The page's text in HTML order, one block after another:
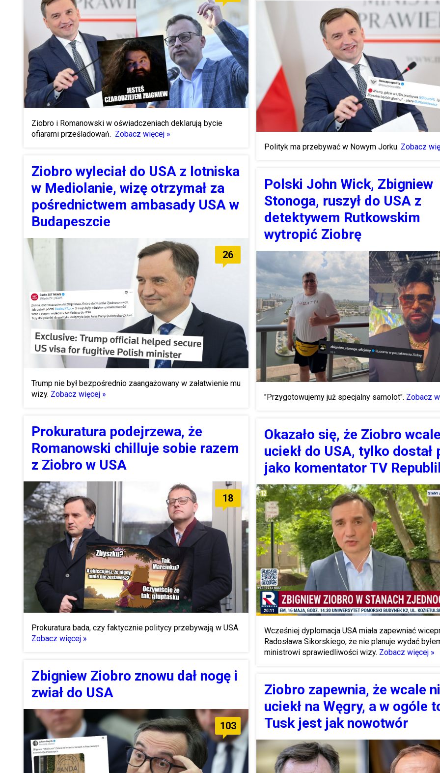
Ziobro i Romanowski w oświadczeniach deklarują bycie
ofiarami prześladowań. Zobacz więcej »
Ziobro wyleciał do USA z lotniska
w Mediolanie, wizę otrzymał za
pośrednictwem ambasady USA w
Budapeszcie
26
Trump nie był bezpośrednio zaangażowany w załatwienie mu
wizy. Zobacz więcej »
Prokuratura podejrzewa, że
Romanowski chilluje sobie razem
z Ziobro w USA
18
Prokuratura bada, czy faktycznie politycy przebywają w USA.
Zobacz więcej »
Zbigniew Ziobro znowu dał nogę i
zwiał do USA
103
Polityk ma przebywać w Nowym Jorku. Zobacz
Polski John Wick, Zbigniew
Stonoga, ruszył do USA z
detektywem Rutkowskim
wytropić Ziobrę
"Przygotowujemy już specjalny samolot". Zobacz
Okazało się, że Ziobro
uciekł do USA, tylko dostał
jako komentator TV
Wcześniej dyplomacja USA miała zapewniać
Radosława Sikorskiego, że nie planuje wydać
ministrowi sprawiedliwości wizy. Zobacz więcej »
Ziobro zapewnia, że wcale
uciekł na Węgry, a w ogóle
Tusk jest jak nowotwór